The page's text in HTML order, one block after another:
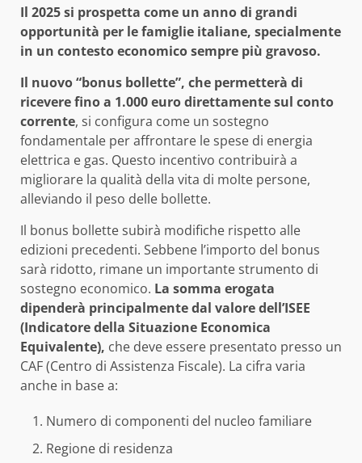
Il 2025 si prospetta come un anno di grandi
opportunità per le famiglie italiane, specialmente
in un contesto economico sempre più gravoso.
Il nuovo “bonus bollette”, che permetterà di
ricevere fino a 1.000 euro direttamente sul conto
corrente, si configura come un sostegno
fondamentale per affrontare le spese di energia
elettrica e gas. Questo incentivo contribuirà a
migliorare la qualità della vita di molte persone,
alleviando il peso delle bollette.
Il bonus bollette subirà modifiche rispetto alle
edizioni precedenti. Sebbene l’importo del bonus
sarà ridotto, rimane un importante strumento di
sostegno economico. La somma erogata
dipenderà principalmente dal valore dell’ISEE
(Indicatore della Situazione Economica
Equivalente), che deve essere presentato presso un
CAF (Centro di Assistenza Fiscale). La cifra varia
anche in base a:
Numero di componenti del nucleo familiare
Regione di residenza